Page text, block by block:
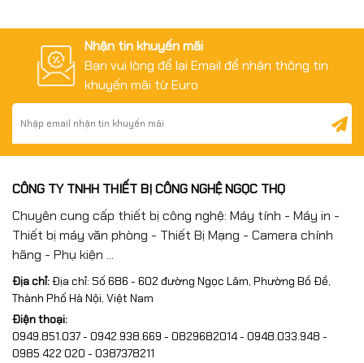
Nhận tin khuyến mãi
Bạn vui lòng để lại Email để nhận thông tin
khuyến mãi từ Euro
CÔNG TY TNHH THIẾT BỊ CÔNG NGHỆ NGỌC THỌ
Chuyên cung cấp thiết bị công nghệ: Máy tính - Máy in -
Thiết bị máy văn phòng - Thiết Bị Mạng - Camera chính
hãng - Phụ kiện ...
Địa chỉ:Địa chỉ: Số 686 - 602 đường Ngọc Lâm, Phường Bồ Đề,
Thành Phố Hà Nội, Việt Nam
Điện thoại:
0949.851.037 - 0942.938.669 - 0829682014 - 0948.033.948 -
0985 422 020 - 0387378211